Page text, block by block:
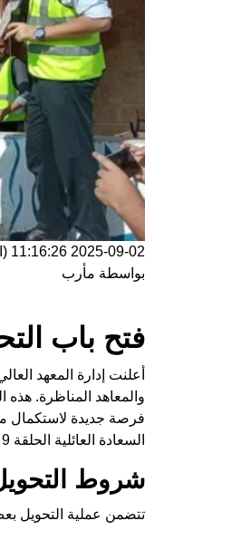
2025-09-02 11:16:26
بواسطة مأرب
فتح باب
أعلنت إدارة المعهد
والمعاهد المناظرة. هذه
فرصة جديدة لاستكمال
السعادة العائلية الحلقة 9
شروط
تتضمن عملية التحويل